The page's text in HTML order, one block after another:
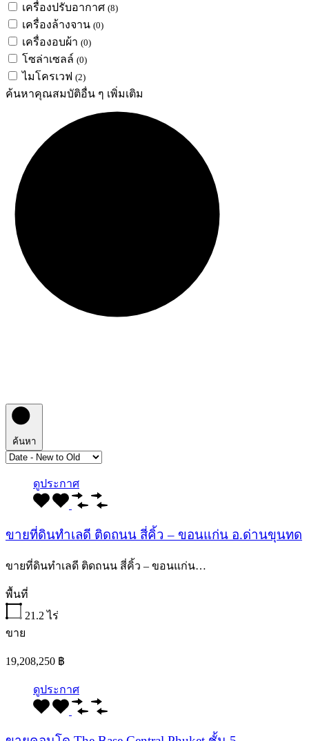
เครื่องปรับอากาศ (8)
เครื่องล้างจาน (0)
เครื่องอบผ้า (0)
โซล่าเซลล์ (0)
ไมโครเวฟ (2)
ค้นหาคุณสมบัติอื่น ๆ เพิ่มเติม
ค้นหา
ดูประกาศ
ขายที่ดินทำเลดี ติดถนน สี่คิ้ว – ขอนแก่น อ.ด่านขุนทด
ขายที่ดินทำเลดี ติดถนน สี่คิ้ว – ขอนแก่น…
พื้นที่
21.2 ไร่
ขาย
19,208,250 ฿
ดูประกาศ